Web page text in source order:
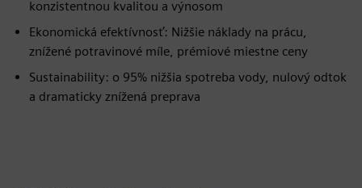
konzistentnou kvalitou a výnosom
Ekonomická efektívnosť: Nižšie náklady na prácu,
znížené potravinové míle, prémiové miestne ceny
Sustainability: o 95% nižšia spotreba vody, nulový odtok
a dramaticky znížená preprava